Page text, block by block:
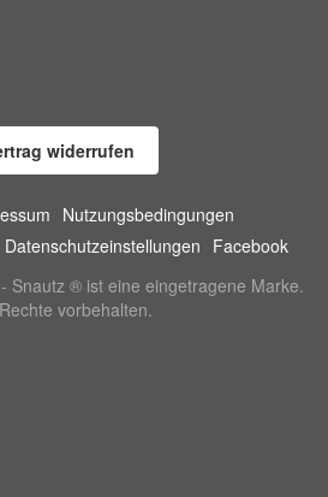
widerrufen
Nutzungsbedingungen
Datenschutzeinstellungen Facebook
Snautz ® ist eine eingetragene Marke.
vorbehalten.